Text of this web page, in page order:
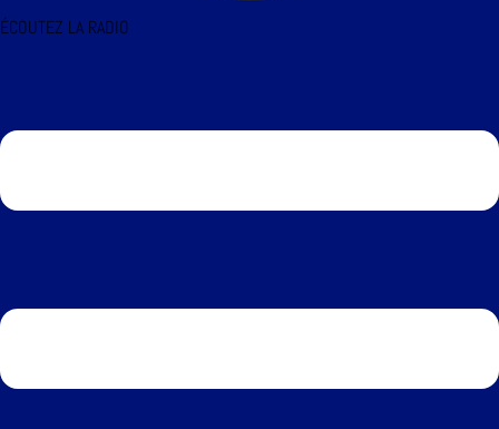
ÉCOUTEZ LA RADIO